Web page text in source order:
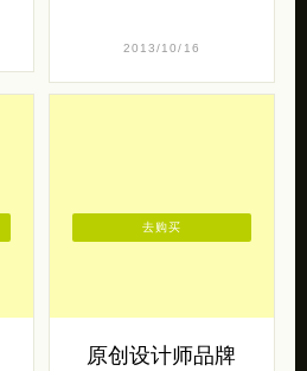
2013/10/16
原创设计师品牌
去购买